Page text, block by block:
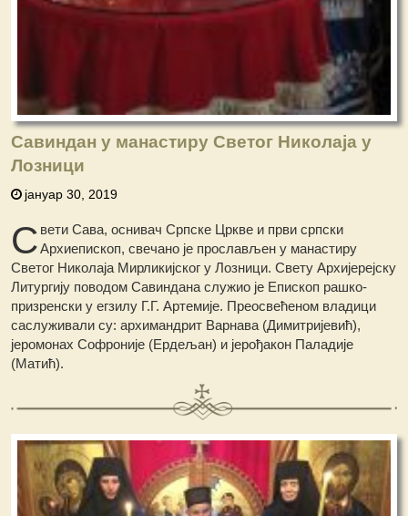
Савиндан у манастиру Светог Николаја у
Лозници
јануар 30, 2019
С вети Сава, оснивач Српске Цркве и први српски
Архиепископ, свечано је прослављен у манастиру
Светог Николаја Мирликијског у Лозници. Свету Архијерејску
Литургију поводом Савиндана служио је Епископ рашко-
призренски у егзилу Г.Г. Артемије. Преосвећеном владици
саслуживали су: архимандрит Варнава (Димитријевић),
јеромонах Софроније (Ердељан) и јерођакон Паладије
(Матић).